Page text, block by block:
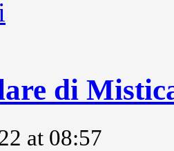
di
at 08:57